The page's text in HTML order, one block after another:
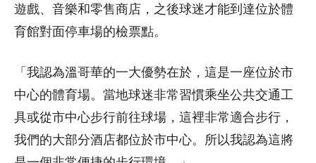
遊戲、音樂和零售商店，之後球迷才能到達位於體
育館對面停車場的檢票點。
「我認為溫哥華的一大優勢在於，這是一座位於市
中心的體育場。當地球迷非常習慣乘坐公共交通工
具或從市中心步行前往球場，這裡非常適合步行，
我們的大部分酒店都位於市中心。所以我認為這將